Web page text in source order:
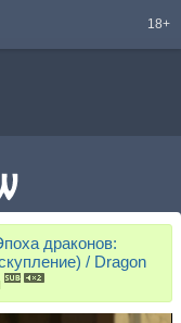
18+
драконов:
/ Dragon